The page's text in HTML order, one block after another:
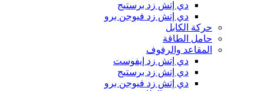
دي إتش زد برستيج
دي إتش زد فيوجن برو
حركة الكابل
حامل الطاقة
المقاعد والرفوف
دي إتش زد إيفوست
دي إتش زد برستيج
دي إتش زد فيوجن برو